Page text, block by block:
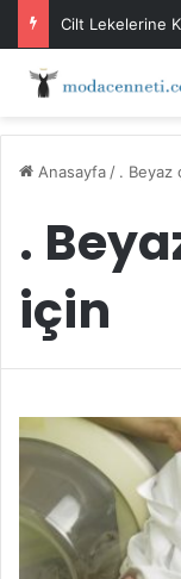
Cilt Lekelerine
Anasayfa / . Beyaz
.
için